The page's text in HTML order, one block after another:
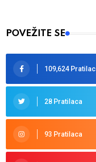
POVEŽITE SE
109,624
28 Pratilaca
93 Pratilaca